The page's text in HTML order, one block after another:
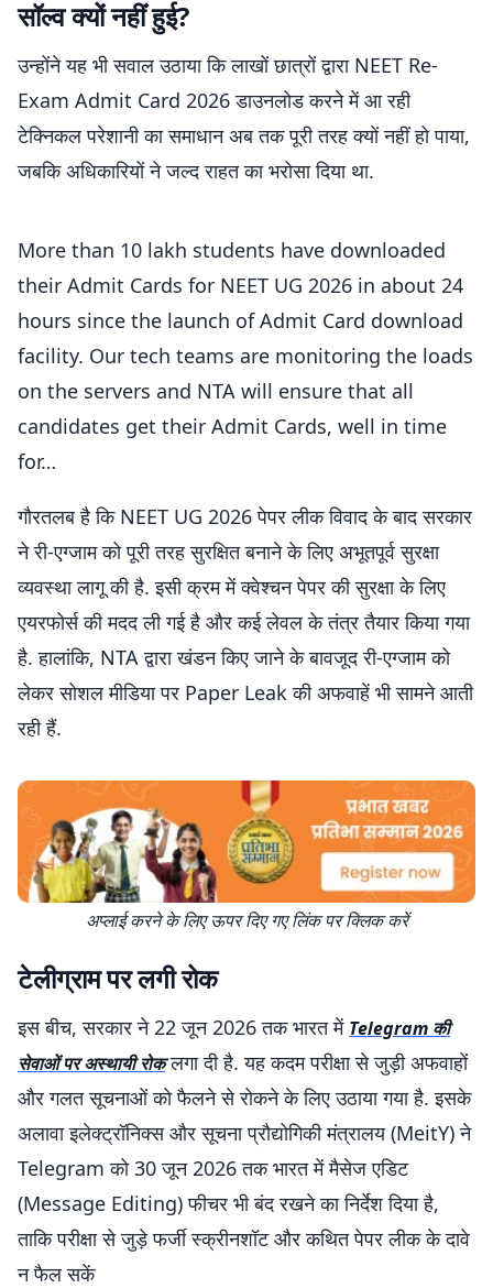
सॉल्व क्यों नहींं हुई?
उन्होंने यह भी सवाल उठाया कि लाखों छात्रों द्वारा NEET Re-
Exam Admit Card 2026 डाउनलोड करने में आ रही
टेक्निकल परेशानी का समाधान अब तक पूरी तरह क्यों नहीं हो पाया,
जबकि अधिकारियों ने जल्द राहत का भरोसा दिया था.
More than 10 lakh students have downloaded
their Admit Cards for NEET UG 2026 in about 24
hours since the launch of Admit Card download
facility. Our tech teams are monitoring the loads
on the servers and NTA will ensure that all
candidates get their Admit Cards, well in time
for…
— National Testing Agency (@NTA_Exams) June 16, 2026
गौरतलब है कि NEET UG 2026 पेपर लीक विवाद के बाद सरकार
ने री-एग्जाम को पूरी तरह सुरक्षित बनाने के लिए अभूतपूर्व सुरक्षा
व्यवस्था लागू की है. इसी क्रम में क्वेश्चन पेपर की सुरक्षा के लिए
एयरफोर्स की मदद ली गई है और कई लेवल के तंत्र तैयार किया गया
है. हालांकि, NTA द्वारा खंडन किए जाने के बावजूद री-एग्जाम को
लेकर सोशल मीडिया पर Paper Leak की अफवाहें भी सामने आती
रही हैं.
अप्लाई करने के लिए ऊपर दिए गए लिंक पर क्लिक करें
टेलीग्राम पर लगी रोक
इस बीच, सरकार ने 22 जून 2026 तक भारत में Telegram की
सेवाओं पर अस्थायी रोकलगा दी है. यह कदम परीक्षा से जुड़ी अफवाहों
और गलत सूचनाओं को फैलने से रोकने के लिए उठाया गया है. इसके
अलावा इलेक्ट्रॉनिक्स और सूचना प्रौद्योगिकी मंत्रालय (MeitY) ने
Telegram को 30 जून 2026 तक भारत में मैसेज एडिट
(Message Editing) फीचर भी बंद रखने का निर्देश दिया है,
ताकि परीक्षा से जुड़े फर्जी स्क्रीनशॉट और कथित पेपर लीक के दावे
न फैल सकें